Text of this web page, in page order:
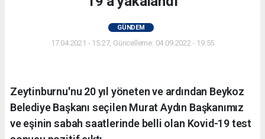
GÜNDEM
17.04.2021 - 15:27, Güncelleme: 04.09.2022 - 19:55
Zeytinburnu'nu 20 yıl yöneten ve ardından Beykoz
Belediye Başkanı seçilen Murat Aydın Başkanımız
ve eşinin sabah saatlerinde belli olan Kovid-19 test